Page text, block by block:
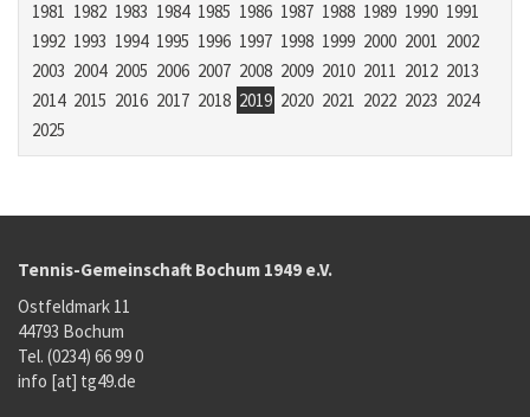
1981 1982 1983 1984 1985 1986 1987 1988 1989 1990 1991
1992 1993 1994 1995 1996 1997 1998 1999 2000 2001 2002
2003 2004 2005 2006 2007 2008 2009 2010 2011 2012 2013
2014 2015 2016 2017 2018 2019 2020 2021 2022 2023 2024
2025
Tennis-Gemeinschaft Bochum 1949 e.V.
Ostfeldmark 11
44793 Bochum
Tel. (0234) 66 99 0
info [at] tg49.de